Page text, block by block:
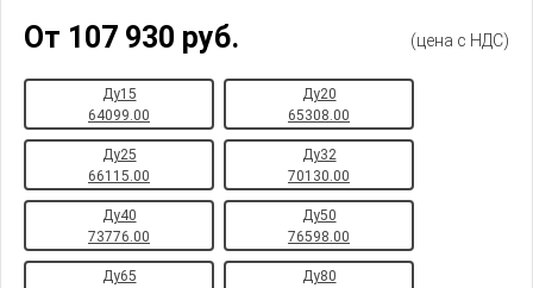
От 107 930 руб. (цена с НДС)
Ду15
64099.00
Ду20
65308.00
Ду25
66115.00
Ду32
70130.00
Ду40
73776.00
Ду50
76598.00
Ду65
Ду80